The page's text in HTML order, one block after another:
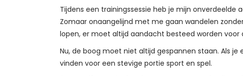
Tijdens een trainingssessie heb je mijn onverdeelde
Zomaar onaangelijnd met me gaan wandelen
lopen, er moet altijd aandacht besteed worden voor
Nu, de boog moet niet altijd gespannen staan. Als
vinden voor een stevige portie sport en spel.